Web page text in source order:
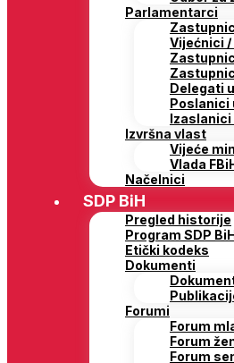
Parlamentarci
Vijećnici /
Delegati
Poslanici
Izaslanici
Izvršna vlast
Vijeće
Vlada
Načelnici
SDP BiH
Pregled historije
Program SDP
Etički kodeks
Dokumenti
Forumi
Forum
Forum
Forum